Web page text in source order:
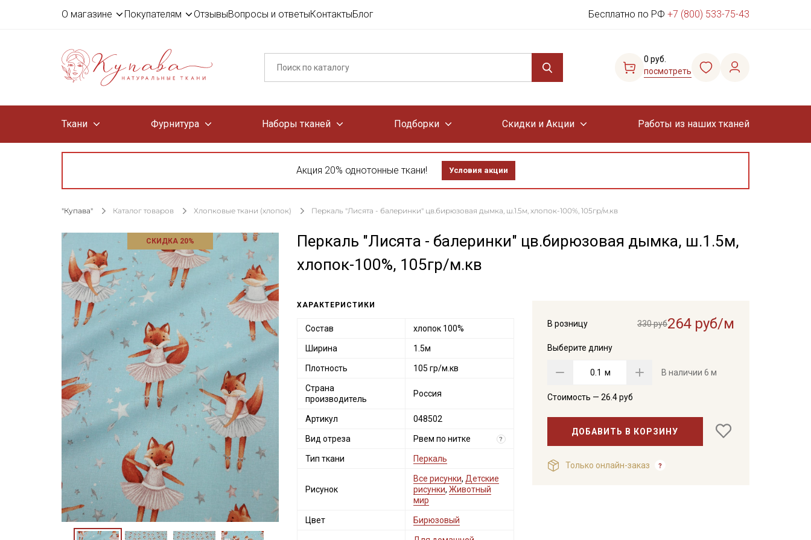
О магазине Покупателям ОтзывыВопросы и ответыКонтактыБлог Бесплатно по РФ +7 (800) 533-75-43
0 руб.
посмотреть
Ткани Фурнитура Наборы тканей Подборки Скидки и Акции Работы из наших тканей
Акция 20% однотонные ткани! Условия акции
"Купава" Каталог товаров Хлопковые ткани (хлопок) Перкаль "Лисята - балеринки" цв.бирюзовая дымка, ш.1.5м, хлопок-100%, 105гр/м.кв
СКИДКА 20%
Перкаль "Лисята - балеринки" цв.бирюзовая дымка, ш.1.5м,
хлопок-100%, 105гр/м.кв
В розницу 330 руб264 руб/м
Выберите длину
м В наличии 6 м
Стоимость — 26.4руб
ДОБАВИТЬ В КОРЗИНУ
Только онлайн-заказ
ХАРАКТЕРИСТИКИ
Состав хлопок 100%
Ширина 1.5м
Плотность 105 гр/м.кв
Страна
производитель
Россия
Артикул 048502
Вид отреза Рвем по нитке ?
Тип ткани Перкаль
Рисунок
Все рисунки, Детские
рисунки, Животный
мир
Цвет Бирюзовый